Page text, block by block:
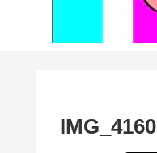
IMG_4160